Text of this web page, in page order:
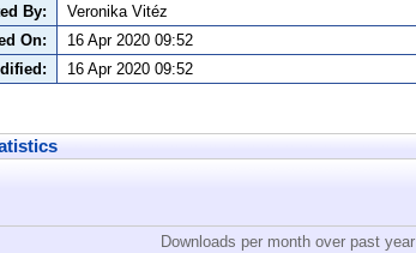
By:
Veronika Vitéz
On:
16 Apr 2020 09:52
16 Apr 2020 09:52
Downloads per month over past year